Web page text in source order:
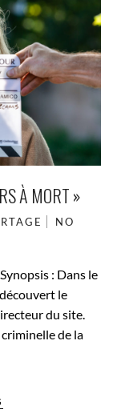
À MORT »
NO
: Dans le
le
du site.
de la